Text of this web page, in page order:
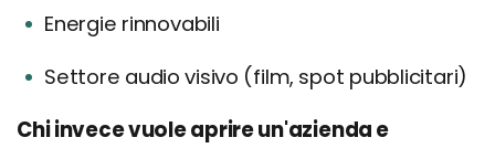
Energie rinnovabili
Settore audio visivo (film, spot pubblicitari)
Chi invece vuole aprire un'azienda e